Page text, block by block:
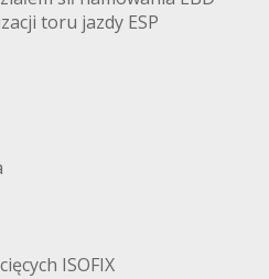
toru jazdy ESP
ISOFIX